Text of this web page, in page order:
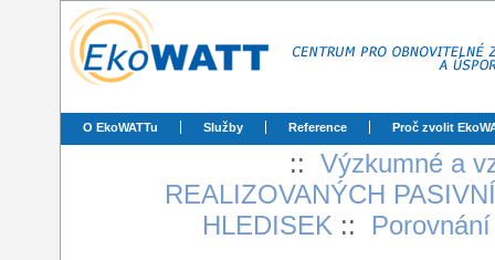
O EkoWATTu Služby Reference Proč zvolit
:: Výzkumné a
REALIZOVANÝCH
HLEDISEK ::